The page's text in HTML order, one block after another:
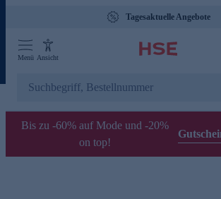
Tagesaktuelle Angebote
Menü Ansicht
Bis zu -60% auf Mode und -20%
on top!